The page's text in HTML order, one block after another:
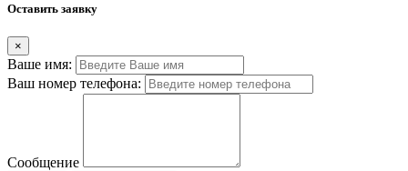
Оставить заявку
×
Ваше имя:
Ваш номер телефона:
Сообщение